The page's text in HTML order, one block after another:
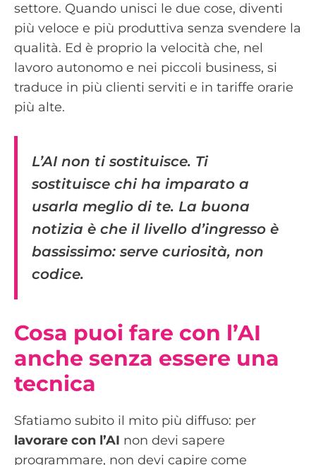
settore. Quando unisci le due cose, diventi
più veloce e più produttiva senza svendere la
qualità. Ed è proprio la velocità che, nel
lavoro autonomo e nei piccoli business, si
traduce in più clienti serviti e in tariffe orarie
più alte.
L’AI non ti sostituisce. Ti
sostituisce chi ha imparato a
usarla meglio di te. La buona
notizia è che il livello d’ingresso è
bassissimo: serve curiosità, non
codice.
Cosa puoi fare con l’AI
anche senza essere una
tecnica
Sfatiamo subito il mito più diffuso: per
lavorare con l’AI non devi sapere
programmare, non devi capire come